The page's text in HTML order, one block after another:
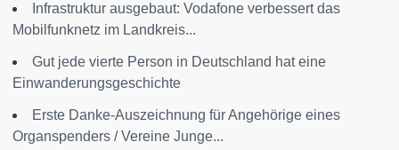
Infrastruktur ausgebaut: Vodafone verbessert das
Mobilfunknetz im Landkreis...
Gut jede vierte Person in Deutschland hat eine
Einwanderungsgeschichte
Erste Danke-Auszeichnung für Angehörige eines
Organspenders / Vereine Junge...